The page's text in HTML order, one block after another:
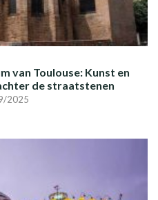
van Toulouse: Kunst en
de straatstenen
2025